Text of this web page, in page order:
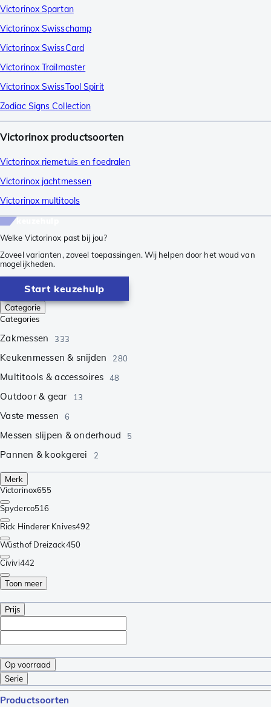
Victorinox Spartan
Victorinox Swisschamp
Victorinox SwissCard
Victorinox Trailmaster
Victorinox SwissTool Spirit
Zodiac Signs Collection
Victorinox productsoorten
Victorinox riemetuis en foedralen
Victorinox jachtmessen
Victorinox multitools
Welke Victorinox past bij jou?
Zoveel varianten, zoveel toepassingen. Wij helpen door het woud van
mogelijkheden.
Start keuzehulp
Categorie
Categories
Zakmessen 333
Keukenmessen & snijden 280
Multitools & accessoires 48
Outdoor & gear 13
Vaste messen 6
Messen slijpen & onderhoud 5
Pannen & kookgerei 2
Merk
Victorinox655
Spyderco516
Rick Hinderer Knives492
Wüsthof Dreizack450
Civivi442
Toon meer
Prijs
Op voorraad
Serie
Productsoorten